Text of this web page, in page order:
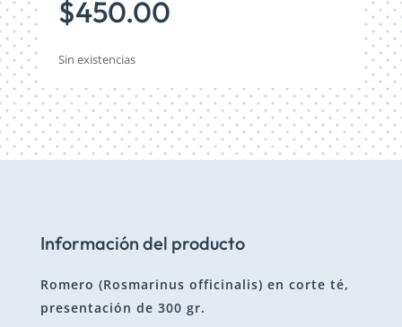
$450.00
Sin existencias
Información del producto
Romero (Rosmarinus officinalis) en corte té,
presentación de 300 gr.